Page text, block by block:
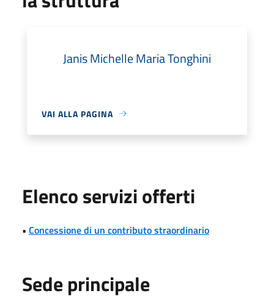
Janis Michelle Maria Tonghini
VAI ALLA PAGINA
Elenco servizi offerti
• Concessione di un contributo straordinario
Sede principale